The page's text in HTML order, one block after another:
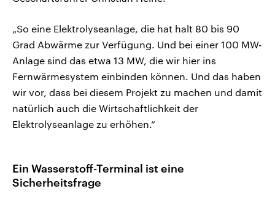
„So eine Elektrolyseanlage, die hat halt 80 bis 90
Grad Abwärme zur Verfügung. Und bei einer 100 MW-
Anlage sind das etwa 13 MW, die wir hier ins
Fernwärmesystem einbinden können. Und das haben
wir vor, dass bei diesem Projekt zu machen und damit
natürlich auch die Wirtschaftlichkeit der
Elektrolyseanlage zu erhöhen.“
Ein Wasserstoff-Terminal ist eine
Sicherheitsfrage